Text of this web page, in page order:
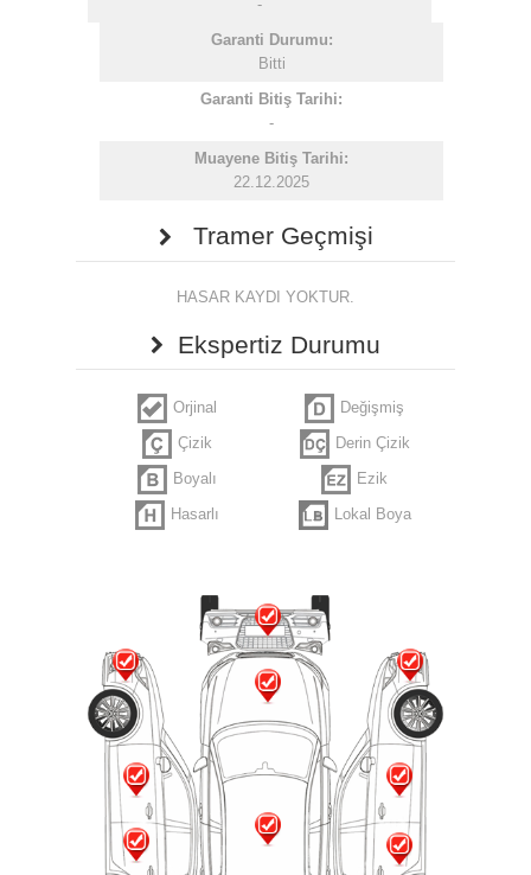
-
Garanti Durumu:
Bitti
Garanti Bitiş Tarihi:
-
Muayene Bitiş Tarihi:
22.12.2025
Tramer Geçmişi
HASAR KAYDI YOKTUR.
Ekspertiz Durumu
Orjinal
Değişmiş
Çizik
Derin Çizik
Boyalı
Ezik
Hasarlı
Lokal Boya